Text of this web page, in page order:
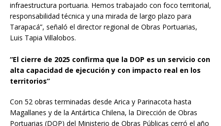
infraestructura portuaria. Hemos trabajado con foco territorial,
responsabilidad técnica y una mirada de largo plazo para
Tarapacá”, señaló el director regional de Obras Portuarias,
Luis Tapia Villalobos.
“El cierre de 2025 confirma que la DOP es un servicio con
alta capacidad de ejecución y con impacto real en los
territorios”
Con 52 obras terminadas desde Arica y Parinacota hasta
Magallanes y de la Antártica Chilena, la Dirección de Obras
Portuarias (DOP) del Ministerio de Obras Públicas cerró el año